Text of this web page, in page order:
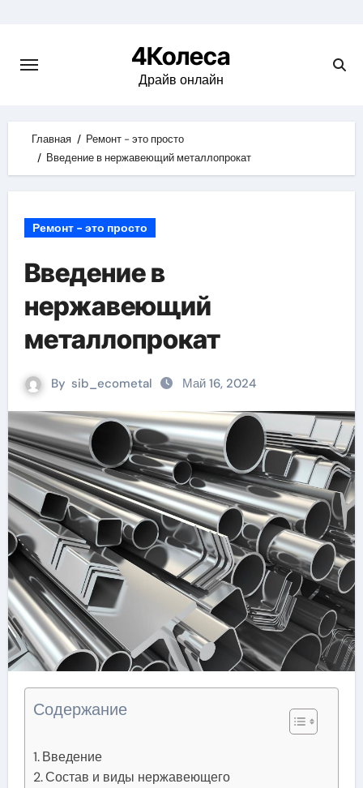
content
4Колеса
Драйв онлайн
Главная
Ремонт - это просто
Введение в нержавеющий металлопрокат
Ремонт - это просто
Введение в
нержавеющий
металлопрокат
By sib_ecometal Май 16, 2024
Содержание
Введение
Состав и виды нержавеющего